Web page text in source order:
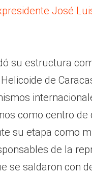
José
su estructura
de
como centro de
su etapa como
de la
se saldaron con